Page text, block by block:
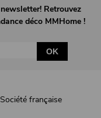
Retrouvez
déco MMHome !
OK
Société française